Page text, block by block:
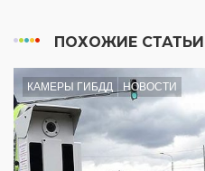
ПОХОЖИЕ СТАТЬИ
КАМЕРЫ ГИБДД НОВОСТИ